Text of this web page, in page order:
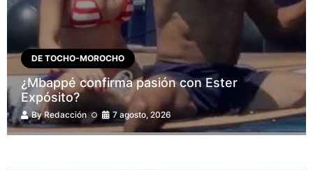
DE TOCHO-MOROCHO
¿Mbappé confirma pasión con Ester
Expósito?
ByRedacción 7 agosto, 2026